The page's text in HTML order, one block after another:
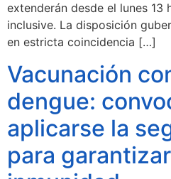
extenderán desde el lunes 13
inclusive. La disposición
en estricta coincidencia […]
Vacunación
dengue:
aplicarse la
para